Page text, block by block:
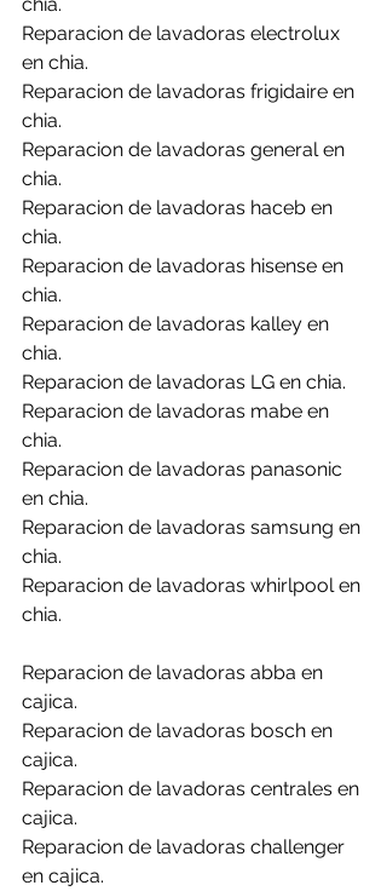
Reparacion de lavadoras electrolux
en chia.
Reparacion de lavadoras frigidaire en
chia.
Reparacion de lavadoras general en
chia.
Reparacion de lavadoras haceb en
chia.
Reparacion de lavadoras hisense en
chia.
Reparacion de lavadoras kalley en
chia.
Reparacion de lavadoras LG en chia.
Reparacion de lavadoras mabe en
chia.
Reparacion de lavadoras panasonic
en chia.
Reparacion de lavadoras samsung en
chia.
Reparacion de lavadoras whirlpool en
chia.
Reparacion de lavadoras abba en
cajica.
Reparacion de lavadoras bosch en
cajica.
Reparacion de lavadoras centrales en
cajica.
Reparacion de lavadoras challenger
en cajica.